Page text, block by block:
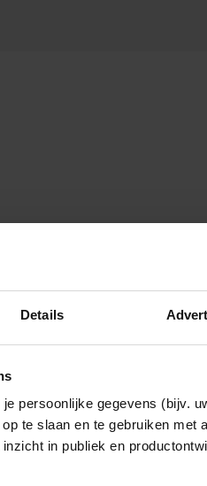
Details
persoonlijke gegevens (bijv.
te slaan en te gebruiken met
in publiek en